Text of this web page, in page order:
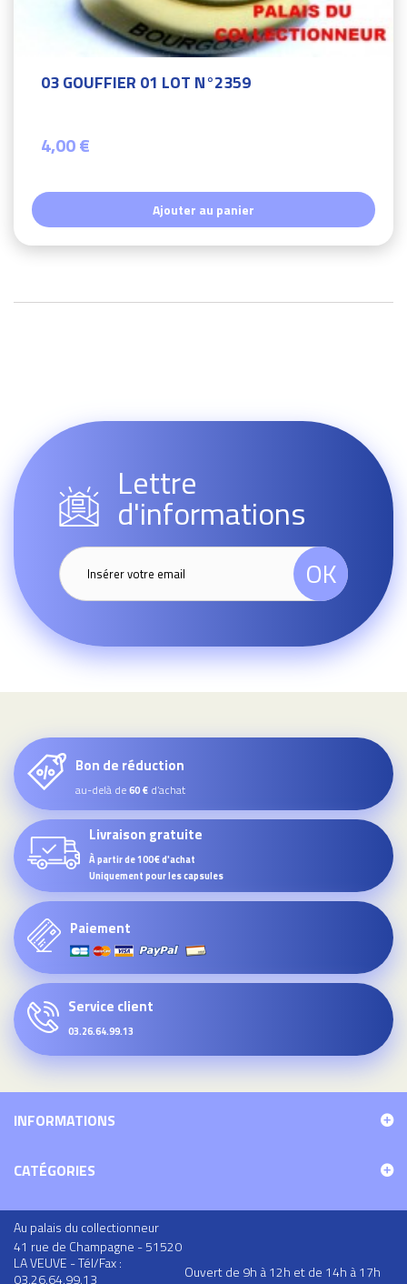
03 GOUFFIER 01 LOT N°2359
4,00 €
Ajouter au panier
Lettre
d'informations
OK
Bon de réduction
au-delà de60 € d’achat
Livraison gratuite
À partir de 100€ d'achat
Uniquement pour les capsules
Paiement
Service client
03.26.64.99.13
INFORMATIONS
CATÉGORIES
Au palais du collectionneur
41 rue de Champagne - 51520
LA VEUVE - Tél/Fax :
03.26.64.99.13
Ouvert de 9h à 12h et de 14h à 17h